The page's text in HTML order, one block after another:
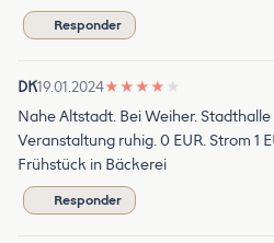
Responder
DK19.01.2024★ ★ ★ ★ ★
Nahe Altstadt. Bei Weiher.
Veranstaltung ruhig. 0 EUR. Strom 1
Frühstück in Bäckerei
Responder